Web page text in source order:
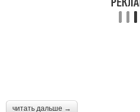
читать дальше →